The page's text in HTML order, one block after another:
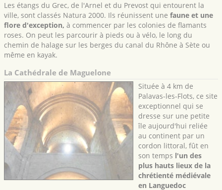
Les étangs du Grec, de l'Arnel et du Prevost qui entourent la
ville, sont classés Natura 2000. Ils réunissent une faune et une
flore d'exception, à commencer par les colonies de flamants
roses. On peut les parcourir à pieds ou à vélo, le long du
chemin de halage sur les berges du canal du Rhône à Sète ou
même en kayak.
La Cathédrale de Maguelone
Située à 4 km de
Palavas-les-Flots, ce site
exceptionnel qui se
dresse sur une petite
île aujourd'hui reliée
au continent par un
cordon littoral, fût en
son temps l'un des
plus hauts lieux de la
chrétienté médiévale
en Languedoc